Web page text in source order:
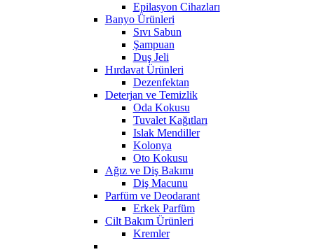
Epilasyon Cihazları
Banyo Ürünleri
Sıvı Sabun
Şampuan
Duş Jeli
Hırdavat Ürünleri
Dezenfektan
Deterjan ve Temizlik
Oda Kokusu
Tuvalet Kağıtları
Islak Mendiller
Kolonya
Oto Kokusu
Ağız ve Diş Bakımı
Diş Macunu
Parfüm ve Deodarant
Erkek Parfüm
Cilt Bakım Ürünleri
Kremler